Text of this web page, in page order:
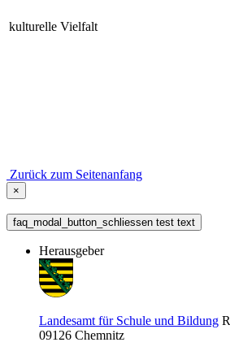
kulturelle Vielfalt
Zurück zum Seitenanfang
×
faq_modal_button_schliessen test text
Herausgeber
Landesamt für Schule und Bildung
09126 Chemnitz